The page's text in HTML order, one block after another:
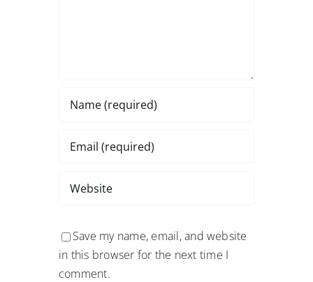
Save my name, email, and website
in this browser for the next time I
comment.